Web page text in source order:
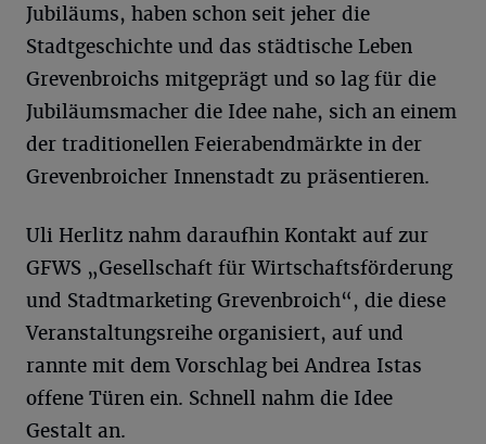
Jubiläums, haben schon seit jeher die
Stadtgeschichte und das städtische Leben
Grevenbroichs mitgeprägt und so lag für die
Jubiläumsmacher die Idee nahe, sich an einem
der traditionellen Feierabendmärkte in der
Grevenbroicher Innenstadt zu präsentieren.
Uli Herlitz nahm daraufhin Kontakt auf zur
GFWS „Gesellschaft für Wirtschaftsförderung
und Stadtmarketing Grevenbroich“, die diese
Veranstaltungsreihe organisiert, auf und
rannte mit dem Vorschlag bei Andrea Istas
offene Türen ein. Schnell nahm die Idee
Gestalt an.